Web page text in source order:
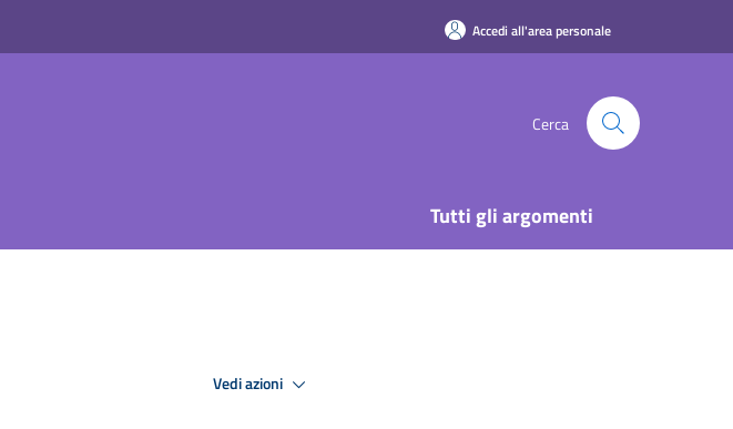
Accedi all'area personale
Cerca
Tutti gli argomenti
Vedi azioni